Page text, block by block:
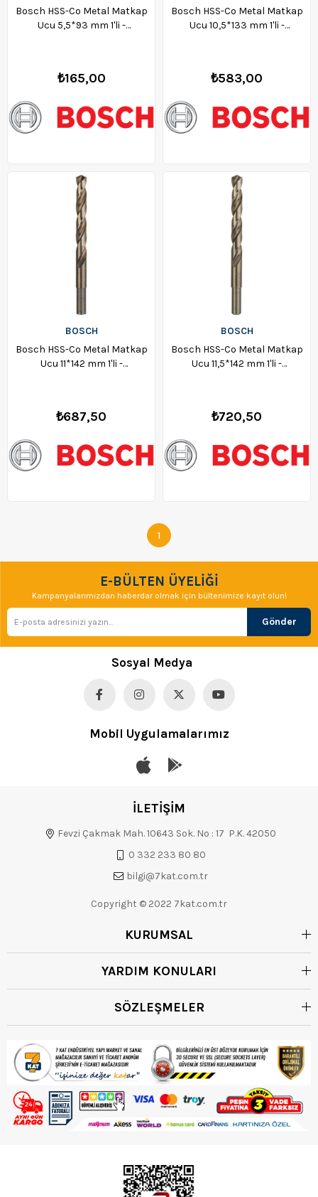
Bosch HSS-Co Metal Matkap
Ucu 5,5*93 mm 1'li -
₺165,00
Bosch HSS-Co Metal Matkap
Ucu 10,5*133 mm 1'li -
₺583,00
BOSCH
Bosch HSS-Co Metal Matkap
Ucu 11*142 mm 1'li -
₺687,50
BOSCH
Bosch HSS-Co Metal Matkap
Ucu 11,5*142 mm 1'li -
₺720,50
1
E-BÜLTEN ÜYELİĞİ
Kampanyalarımızdan haberdar olmak için bültenimize kayıt olun!
Gönder
Sosyal Medya
Mobil Uygulamalarımız
İLETİŞİM
Fevzi Çakmak Mah. 10643 Sok. No : 17 P.K. 42050
0 332 233 80 80
bilgi@7kat.com.tr
Copyright © 2022 7kat.com.tr
KURUMSAL
YARDIM KONULARI
SÖZLEŞMELER